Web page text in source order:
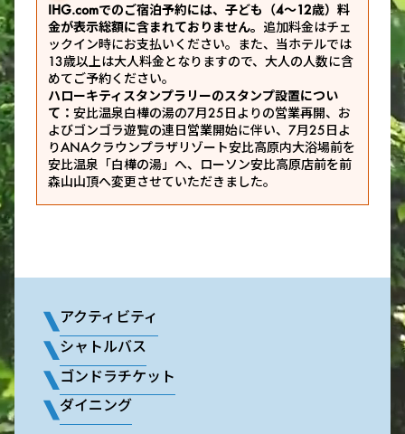
IHG.comでのご宿泊予約には、子ども（4～12歳）料
金が表示総額に含まれておりません。 追加料金はチェ
ックイン時にお支払いください。また、当ホテルでは
13歳以上は大人料金となりますので、大人の人数に含
めてご予約ください。
ハローキティスタンプラリーのスタンプ設置につい
て： 安比温泉白樺の湯の7月25日よりの営業再開、お
よびゴンゴラ遊覧の連日営業開始に伴い、7月25日よ
りANAクラウンプラザリゾート安比高原内大浴場前を
安比温泉「白樺の湯」へ、ローソン安比高原店前を前
森山山頂へ変更させていただきました。
アクティビティ
シャトルバス
ゴンドラチケット
ダイニング